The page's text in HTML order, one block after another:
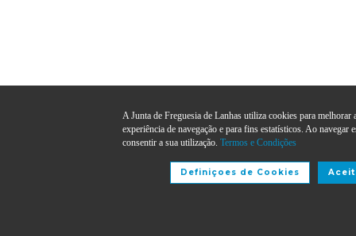
A Junta de Freguesia de Lanhas utiliza cookies para melhorar
experiência de navegação e para fins estatísticos. Ao navegar
consentir a sua utilização. Termos e Condições
Definiçoes de Cookies